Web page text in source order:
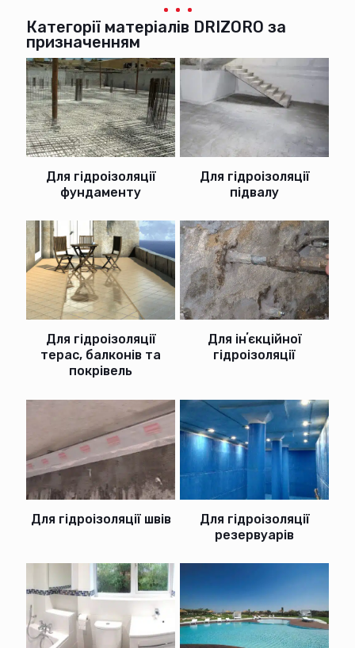
Категорії матеріалів DRIZORO за
призначенням
Для гідроізоляції
фундаменту
Для гідроізоляції
підвалу
Для гідроізоляції
терас, балконів та
покрівель
Для інʼєкційної
гідроізоляції
Для гідроізоляції швів
Для гідроізоляції
резервуарів